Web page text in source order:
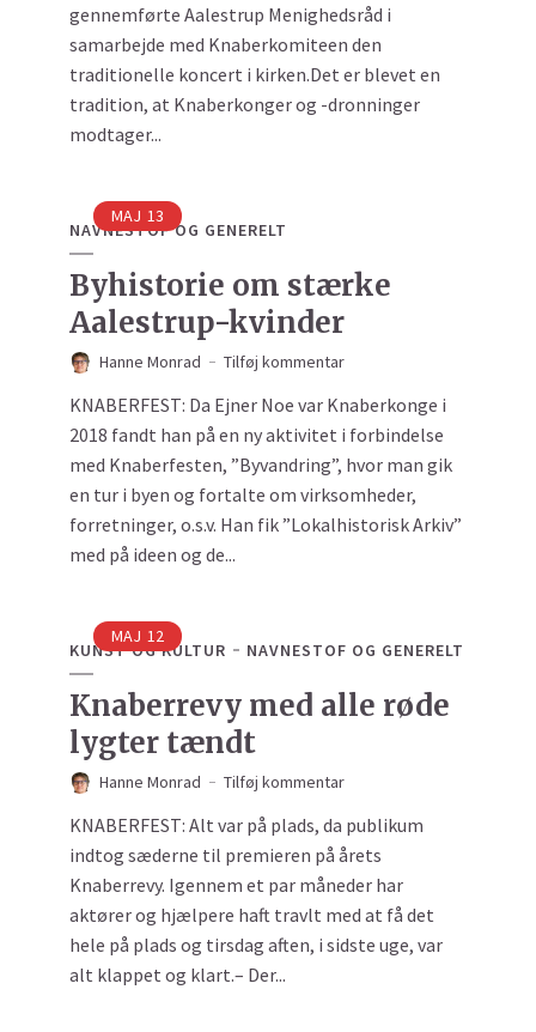
gennemførte Aalestrup Menighedsråd i
samarbejde med Knaberkomiteen den
traditionelle koncert i kirken.Det er blevet en
tradition, at Knaberkonger og -dronninger
modtager...
MAJ 13
NAVNESTOF OG GENERELT
Byhistorie om stærke
Aalestrup-kvinder
Hanne Monrad Tilføj kommentar
KNABERFEST: Da Ejner Noe var Knaberkonge i
2018 fandt han på en ny aktivitet i forbindelse
med Knaberfesten, ”Byvandring”, hvor man gik
en tur i byen og fortalte om virksomheder,
forretninger, o.s.v. Han fik ”Lokalhistorisk Arkiv”
med på ideen og de...
MAJ 12
KUNST OG KULTUR NAVNESTOF OG GENERELT
Knaberrevy med alle røde
lygter tændt
Hanne Monrad Tilføj kommentar
KNABERFEST: Alt var på plads, da publikum
indtog sæderne til premieren på årets
Knaberrevy. Igennem et par måneder har
aktører og hjælpere haft travlt med at få det
hele på plads og tirsdag aften, i sidste uge, var
alt klappet og klart.– Der...